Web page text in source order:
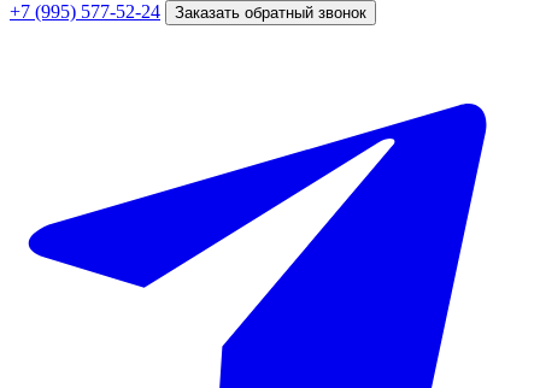
+7 (995) 577-52-24
Заказать обратный звонок